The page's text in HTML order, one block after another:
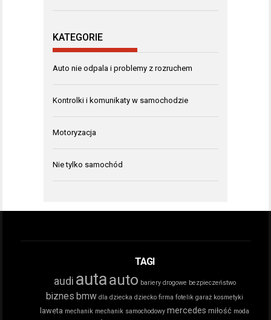
KATEGORIE
Auto nie odpala i problemy z rozruchem
Kontrolki i komunikaty w samochodzie
Motoryzacja
Nie tylko samochód
TAGI
audi autaauto bariery drogowe bezpieczeństwo
biznes bmw dla dziecka dziecko firma fotelik garaż kosmetyki
laweta mechanik mechanik samochodowy mercedes miłość moda